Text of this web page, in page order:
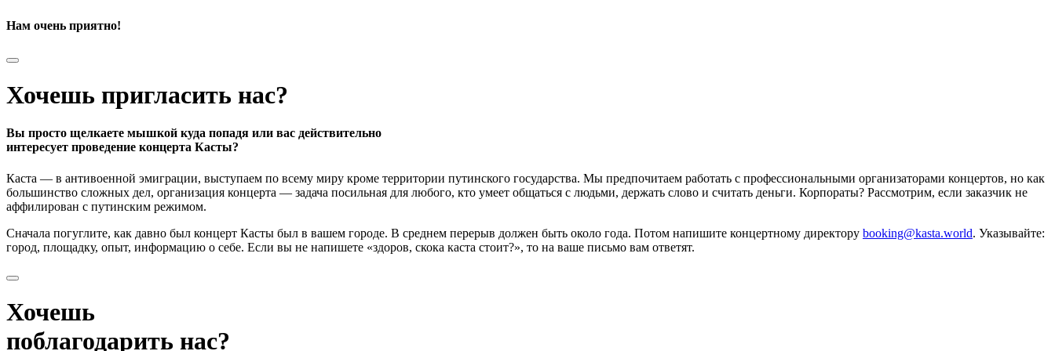
Нам очень приятно!
Хочешь пригласить нас?
Вы просто щелкаете мышкой куда попадя или вас действительно
интересует проведение концерта Касты?
Каста — в антивоенной эмиграции, выступаем по всему миру кроме территории путинского государства. Мы предпочитаем работать с профессиональными организаторами концертов, но как
большинство сложных дел, организация концерта — задача посильная для любого, кто умеет общаться с людьми, держать слово и считать деньги. Корпораты? Рассмотрим, если заказчик не
аффилирован с путинским режимом.
Сначала погуглите, как давно был концерт Касты был в вашем городе. В среднем перерыв должен быть около года. Потом напишите концертному директору booking@kasta.world. Указывайте:
город, площадку, опыт, информацию о себе. Если вы не напишете «здоров, скока каста стоит?», то на ваше письмо вам ответят.
Хочешь
поблагодарить нас?